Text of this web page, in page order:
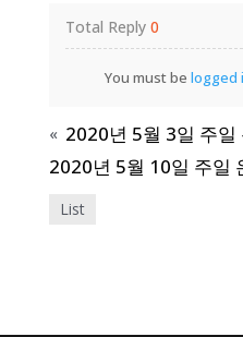
Total Reply 0
You must be logged
« 2020년 5월 3일 주일
2020년 5월 10일 주일
List